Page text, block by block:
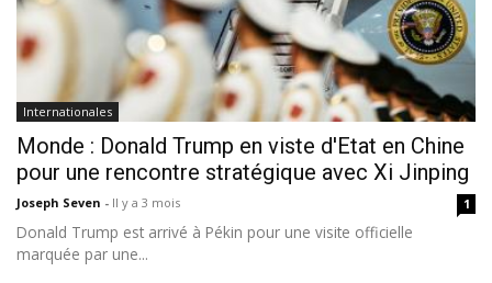
Internationales
Monde : Donald Trump en viste d'Etat en Chine
pour une rencontre stratégique avec Xi Jinping
Joseph Seven - Il y a 3 mois 1
Donald Trump est arrivé à Pékin pour une visite officielle
marquée par une...